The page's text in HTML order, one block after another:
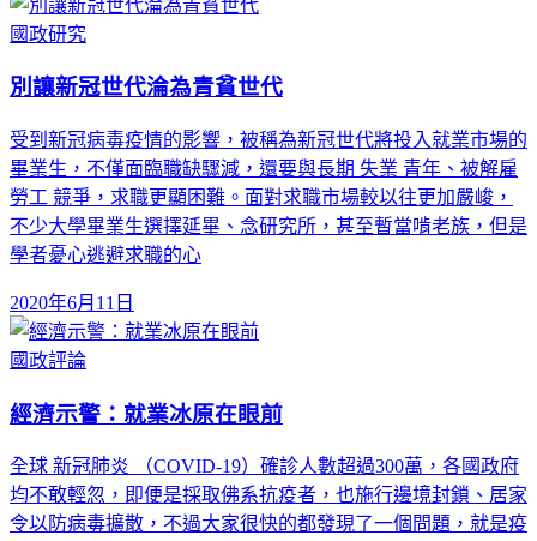
國政研究
別讓新冠世代淪為青貧世代
受到新冠病毒疫情的影響，被稱為新冠世代將投入就業市場的
畢業生，不僅面臨職缺驟減，還要與長期 失業 青年、被解雇
勞工 競爭，求職更顯困難。面對求職市場較以往更加嚴峻，
不少大學畢業生選擇延畢、念研究所，甚至暫當啃老族，但是
學者憂心逃避求職的心
2020年6月11日
國政評論
經濟示警：就業冰原在眼前
全球 新冠肺炎 （COVID-19）確診人數超過300萬，各國政府
均不敢輕忽，即便是採取佛系抗疫者，也施行邊境封鎖、居家
令以防病毒擴散，不過大家很快的都發現了一個問題，就是疫